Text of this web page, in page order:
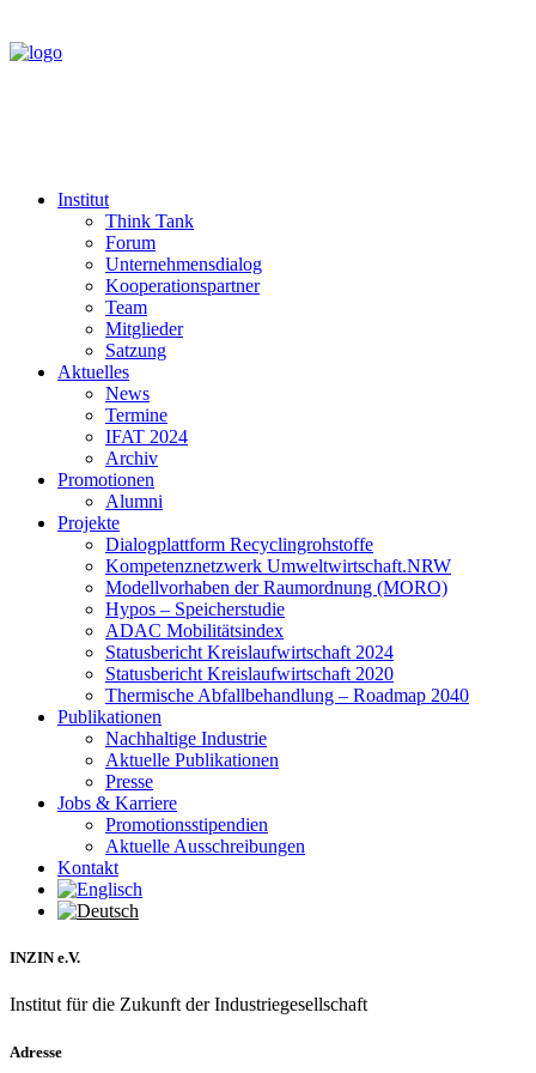
Institut
Think Tank
Forum
Unternehmensdialog
Kooperationspartner
Team
Mitglieder
Satzung
Aktuelles
News
Termine
IFAT 2024
Archiv
Promotionen
Alumni
Projekte
Dialogplattform Recyclingrohstoffe
Kompetenznetzwerk Umweltwirtschaft.NRW
Modellvorhaben der Raumordnung (MORO)
Hypos – Speicherstudie
ADAC Mobilitätsindex
Statusbericht Kreislaufwirtschaft 2024
Statusbericht Kreislaufwirtschaft 2020
Thermische Abfallbehandlung – Roadmap 2040
Publikationen
Nachhaltige Industrie
Aktuelle Publikationen
Presse
Jobs & Karriere
Promotionsstipendien
Aktuelle Ausschreibungen
Kontakt
INZIN e.V.
Institut für die Zukunft der Industriegesellschaft
Adresse